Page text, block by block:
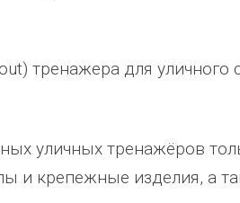
тренажера для уличного
уличных тренажёров
и крепежные изделия, а